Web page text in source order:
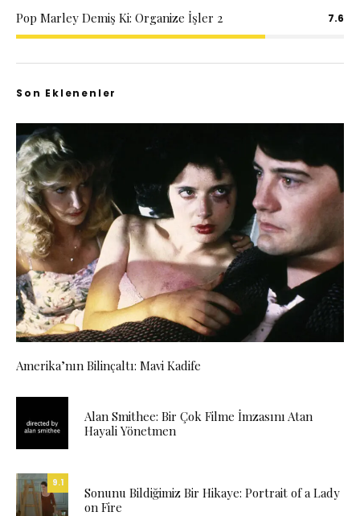
Pop Marley Demiş Ki: Organize İşler 2 7.6
Son Eklenenler
Amerika’nın Bilinçaltı: Mavi Kadife
Alan Smithee: Bir Çok Filme İmzasını Atan
Hayali Yönetmen
9.1
Sonunu Bildiğimiz Bir Hikaye: Portrait of a Lady
on Fire